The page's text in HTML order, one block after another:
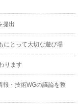
提出
にとって大切な遊び場
ります
報・技術WGの議論を整